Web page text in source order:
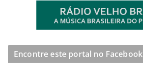
Encontre este portal no Facebook